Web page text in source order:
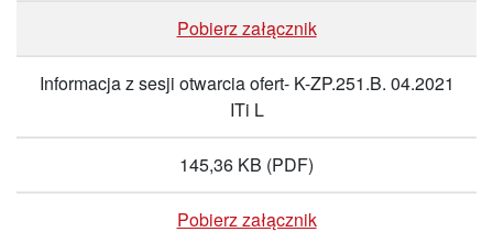
Pobierz załącznik
Informacja z sesji otwarcia ofert- K-ZP.251.B. 04.2021
ITi L
145,36 KB (PDF)
Pobierz załącznik